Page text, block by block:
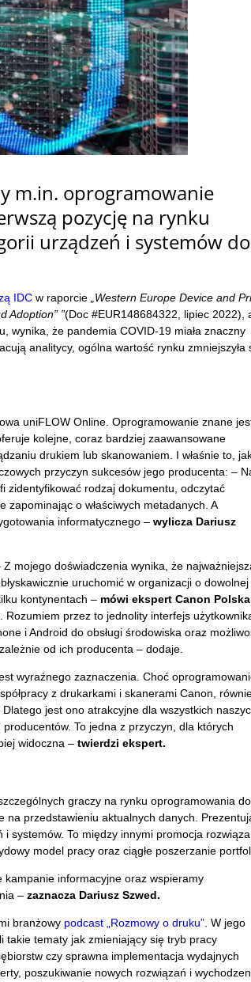
m.in. oprogramowanie
pozycję na rynku
urządzeń i systemów do
IDCw raporcie „Western Europe Device and
Adoption” ”(Doc #EUR148684322, lipiec 2022),
wynika, że pandemia COVID-19 miała znaczny
analitycy, ogólna wartość rynku zmniejszyła
uniFLOW Online. Oprogramowanie znane
kolejne, coraz bardziej zaawansowane
drukiem lub skanowaniem. I właśnie to,
przyczyn sukcesów jego producenta: –
zidentyfikować rodzaj dokumentu, odczytać
o właściwych metadanych. A
informatycznego–wylicza Dariusz
mojego doświadczenia wynika, że
uruchomić w organizacji o dowolnej
kontynentach – mówi ekspert Canon
Rozumiem przez to jednolity interfejs
i Android do obsługi środowiska oraz
od ich producenta – dodaje.
wyraźnego zaznaczenia. Choć
z drukarkami i skanerami Canon,
jest ono atrakcyjne dla wszystkich
To jedna z przyczyn, dla których
widoczna – twierdzi ekspert.
graczy na rynku oprogramowania do
na przedstawieniu aktualnych danych.
systemów. To między innymi promocja
model pracy oraz ciągłe poszerzanie
informacyjne oraz wspieramy
– zaznacza Dariusz Szwed.
branżowy podcast „Rozmowy o druku”. W jego
takie tematy jak zmieniający się tryb pracy
czy sprawna implementacja wydajnych
poszukiwanie nowych rozwiązań i